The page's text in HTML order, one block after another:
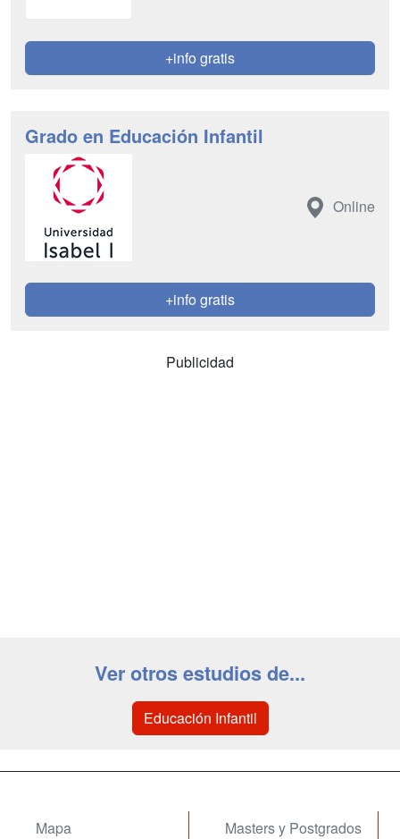
+info gratis
Grado en Educación Infantil
Online
+info gratis
Publicidad
Ver otros estudios de...
Educación Infantil
Mapa
Masters y Postgrados